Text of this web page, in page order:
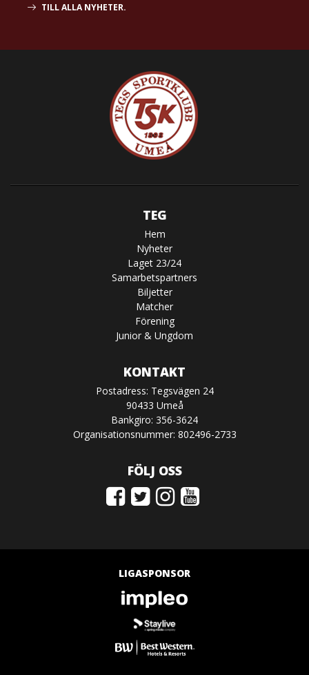
TILL ALLA NYHETER.
TEG
Hem
Nyheter
Laget 23/24
Samarbetspartners
Biljetter
Matcher
Förening
Junior & Ungdom
KONTAKT
Postadress: Tegsvägen 24
90433 Umeå
Bankgiro: 356-3624
Organisationsnummer: 802496-2733
FÖLJ OSS
LIGASPONSOR